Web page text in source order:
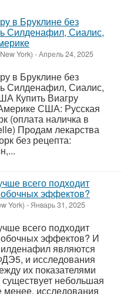
в Бруклине без
Силденафил, Сиалис,
York) -Апрель 24, 2025
в Бруклине без
Силденафил, Сиалис,
Купить Виагру
США: Русская
(оплата наличка в
Продам лекарства
без рецепта:
всего подходит
эффектов?
York) -Январь 31, 2025
всего подходит
эффектов? И
являются
и исследования
их показателями
небольшая
менее, исследования